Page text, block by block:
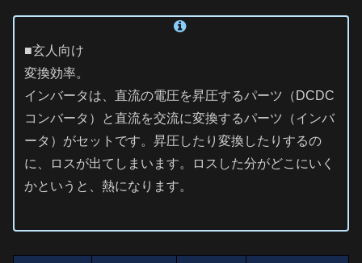
■玄人向け
変換効率。
インバータは、直流の電圧を昇圧するパーツ（DCDC
コンバータ）と直流を交流に変換するパーツ（インバ
ータ）がセットです。昇圧したり変換したりするの
に、ロスが出てしまいます。ロスした分がどこにいく
かというと、熱になります。